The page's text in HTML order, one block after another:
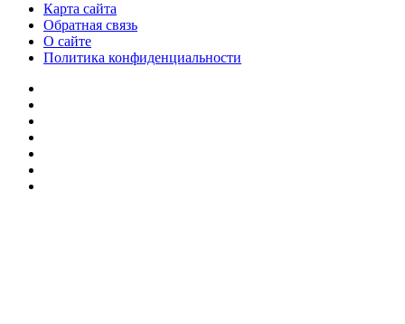
Карта сайта
Обратная связь
О сайте
Политика конфиденциальности